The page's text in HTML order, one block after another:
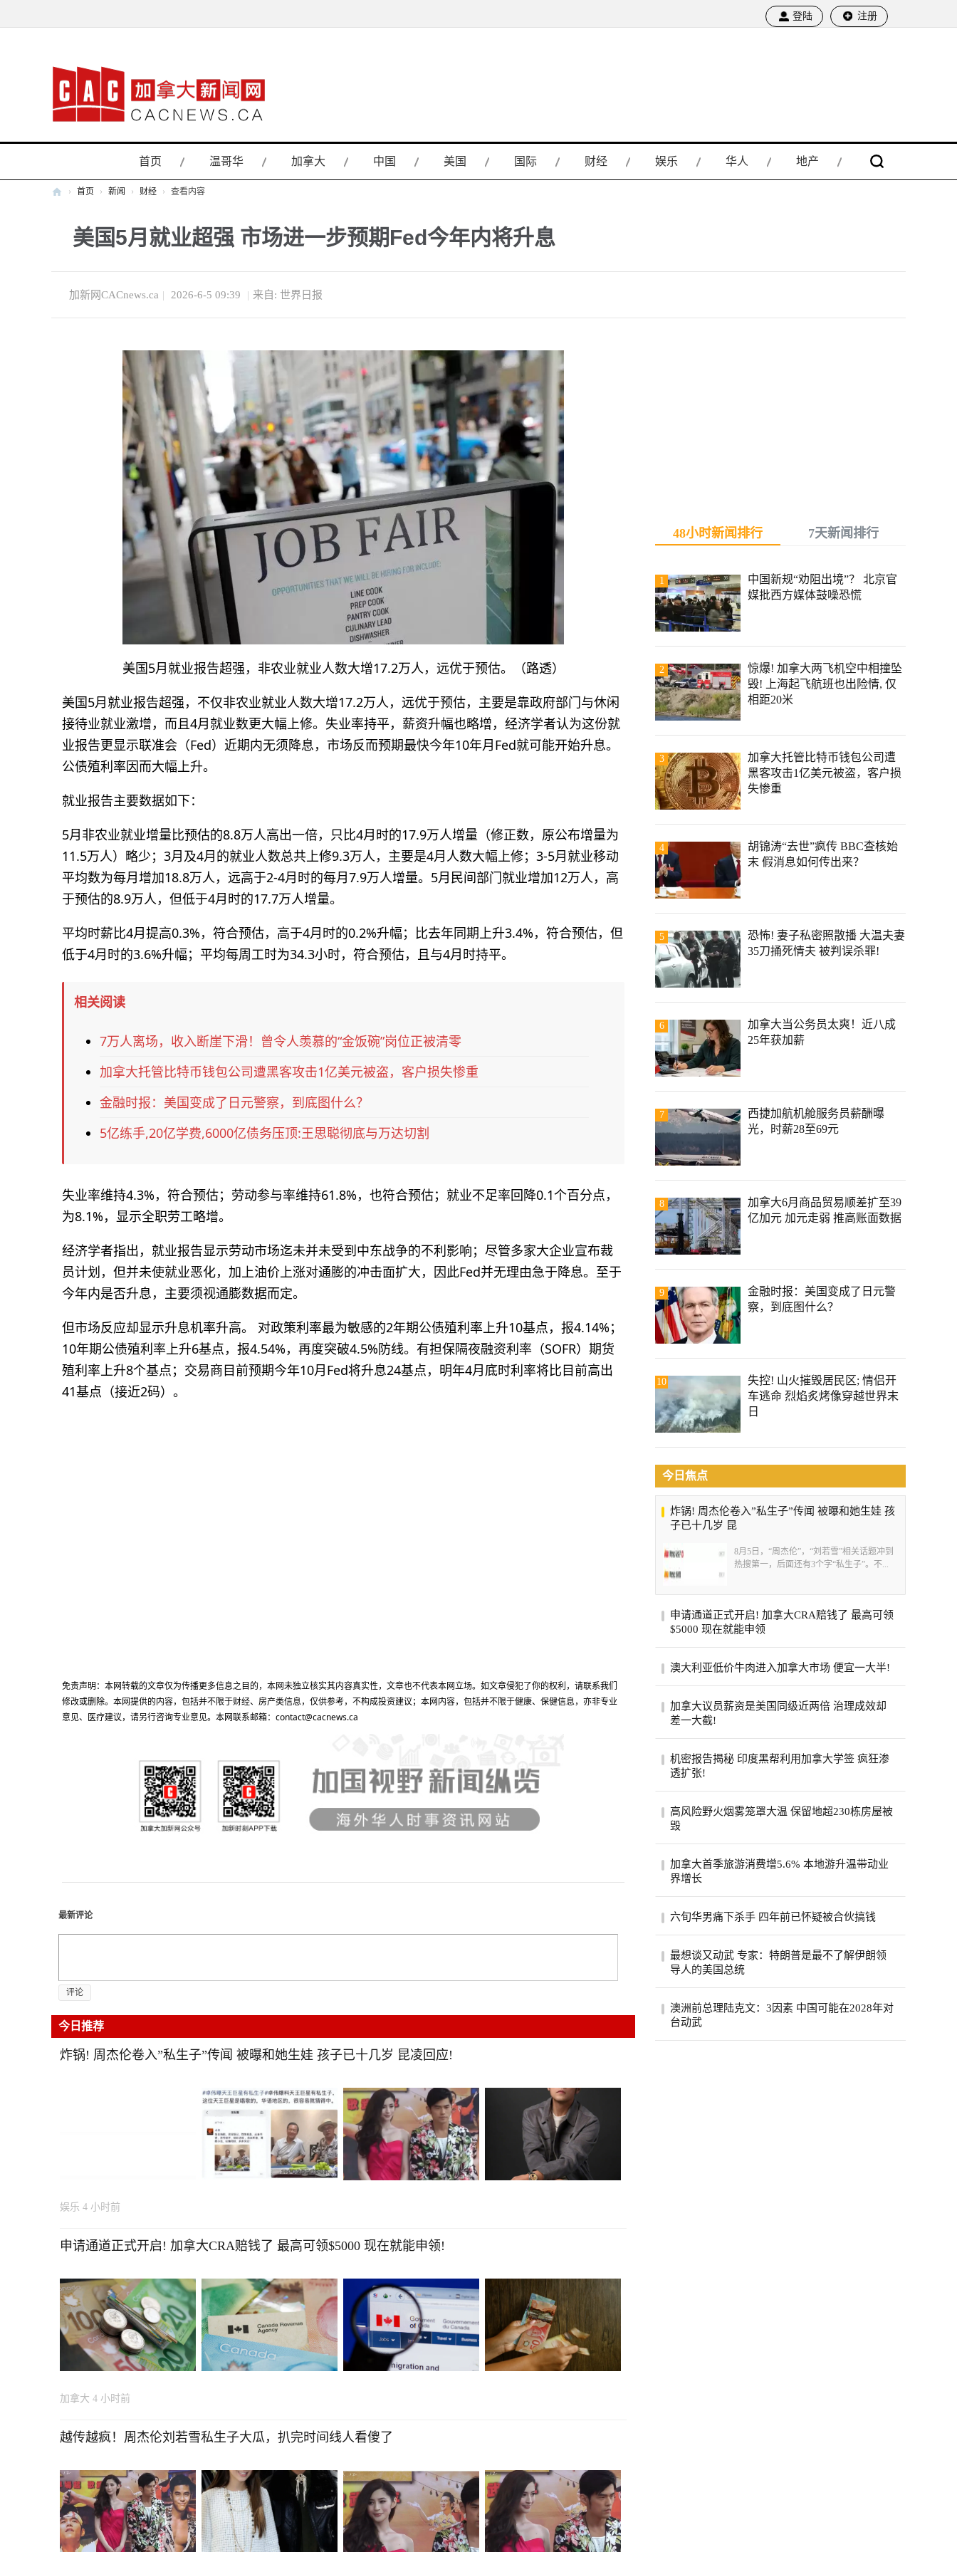
登陆 注册
首页 温哥华 加拿大 中国 美国 国际 财经 娱乐 华人 地产
新
网
› 首页 › 新闻 › 财经 › 查看内容
美国5月就业超强 市场进一步预期Fed今年内将升息
加新网CACnews.ca | 2026-6-5 09:39 | 来自: 世界日报
美国5月就业报告超强，非农业就业人数大增17.2万人，远优于预估。（路透）
美国5月就业报告超强，不仅非农业就业人数大增17.2万人，远优于预估，主要是靠政府部门与休闲
接待业就业激增，而且4月就业数更大幅上修。失业率持平，薪资升幅也略增，经济学者认为这份就
业报告更显示联准会（Fed）近期内无须降息，市场反而预期最快今年10年月Fed就可能开始升息。
公债殖利率因而大幅上升。
就业报告主要数据如下：
5月非农业就业增量比预估的8.8万人高出一倍，只比4月时的17.9万人增量（修正数，原公布增量为
11.5万人）略少；3月及4月的就业人数总共上修9.3万人，主要是4月人数大幅上修；3-5月就业移动
平均数为每月增加18.8万人，远高于2-4月时的每月7.9万人增量。5月民间部门就业增加12万人，高
于预估的8.9万人，但低于4月时的17.7万人增量。
平均时薪比4月提高0.3%，符合预估，高于4月时的0.2%升幅；比去年同期上升3.4%，符合预估，但
低于4月时的3.6%升幅；平均每周工时为34.3小时，符合预估，且与4月时持平。
相关阅读
7万人离场，收入断崖下滑！曾令人羡慕的“金饭碗”岗位正被清零
加拿大托管比特币钱包公司遭黑客攻击1亿美元被盗，客户损失惨重
金融时报：美国变成了日元警察，到底图什么？
5亿练手,20亿学费,6000亿债务压顶:王思聪彻底与万达切割
失业率维持4.3%，符合预估；劳动参与率维持61.8%，也符合预估；就业不足率回降0.1个百分点，
为8.1%，显示全职劳工略增。
经济学者指出，就业报告显示劳动市场迄未并未受到中东战争的不利影响；尽管多家大企业宣布裁
员计划，但并未使就业恶化，加上油价上涨对通膨的冲击面扩大，因此Fed并无理由急于降息。至于
今年内是否升息，主要须视通膨数据而定。
但市场反应却显示升息机率升高。 对政策利率最为敏感的2年期公债殖利率上升10基点，报4.14%；
10年期公债殖利率上升6基点，报4.54%，再度突破4.5%防线。有担保隔夜融资利率（SOFR）期货
殖利率上升8个基点；交易商目前预期今年10月Fed将升息24基点，明年4月底时利率将比目前高出
41基点（接近2码）。
免责声明：本网转载的文章仅为传播更多信息之目的，本网未独立核实其内容真实性，文章也不代表本网立场。如文章侵犯了你的权利，请联系我们
修改或删除。本网提供的内容，包括并不限于财经、房产类信息，仅供参考，不构成投资建议；本网内容，包括并不限于健康、保健信息，亦非专业
意见、医疗建议，请另行咨询专业意见。本网联系邮箱：contact@cacnews.ca
最新评论
评论
今日推荐
炸锅! 周杰伦卷入”私生子”传闻 被曝和她生娃 孩子已十几岁 昆凌回应!
娱乐 4 小时前
申请通道正式开启! 加拿大CRA赔钱了 最高可领$5000 现在就能申领!
加拿大 4 小时前
越传越疯！周杰伦刘若雪私生子大瓜，扒完时间线人看傻了
48小时新闻排行 7天新闻排行
1
中国新规“劝阻出境”？ 北京官
媒批西方媒体鼓噪恐慌
2
惊爆! 加拿大两飞机空中相撞坠
毁! 上海起飞航班也出险情, 仅
相距20米
3
加拿大托管比特币钱包公司遭
黑客攻击1亿美元被盗，客户损
失惨重
4
胡锦涛“去世”疯传 BBC查核始
末 假消息如何传出来？
5
恐怖! 妻子私密照散播 大温夫妻
35刀捅死情夫 被判误杀罪!
6
加拿大当公务员太爽！近八成
25年获加薪
7
西捷加航机舱服务员薪酬曝
光，时薪28至69元
8
加拿大6月商品贸易顺差扩至39
亿加元 加元走弱 推高账面数据
9
金融时报：美国变成了日元警
察，到底图什么？
10
失控! 山火摧毁居民区; 情侣开
车逃命 烈焰炙烤像穿越世界末
日
今日焦点
炸锅! 周杰伦卷入”私生子”传闻 被曝和她生娃 孩
子已十几岁 昆
8月5日，“周杰伦”，“刘若雪”相关话题冲到
热搜第一，后面还有3个字“私生子”。不...
申请通道正式开启! 加拿大CRA赔钱了 最高可领
$5000 现在就能申领
拖了6年的集体诉讼终于走到了赔钱这一
澳大利亚低价牛肉进入加拿大市场 便宜一大半!
产品每公斤价差超40加元。供应紧张、气候
加拿大议员薪资是美国同级近两倍 治理成效却
差一大截!
员平均年薪约11.5万加元，是美国州级议员
机密报告揭秘 印度黑帮利用加拿大学签 疯狂渗
透扩张!
比什诺伊帮派头目戈迪·布拉尔持学生签证
高风险野火烟雾笼罩大温 保留地超230栋房屋被
毁
罩，奥卡纳根印第安保留地火灾致逾230栋
加拿大首季旅游消费增5.6% 本地游升温带动业
界增长
费按年上升5.6%，达295亿元，显示2026年
六旬华男痛下杀手 四年前已怀疑被合伙搞钱
案，现金投入800万元左右，总贷款1500万
元，全...
最想谈又动武 专家：特朗普是最不了解伊朗领
导人的美国总统
看板。（路透）特朗普总统自认擅长看透并
澳洲前总理陆克文：3因素 中国可能在2028年对
台动武